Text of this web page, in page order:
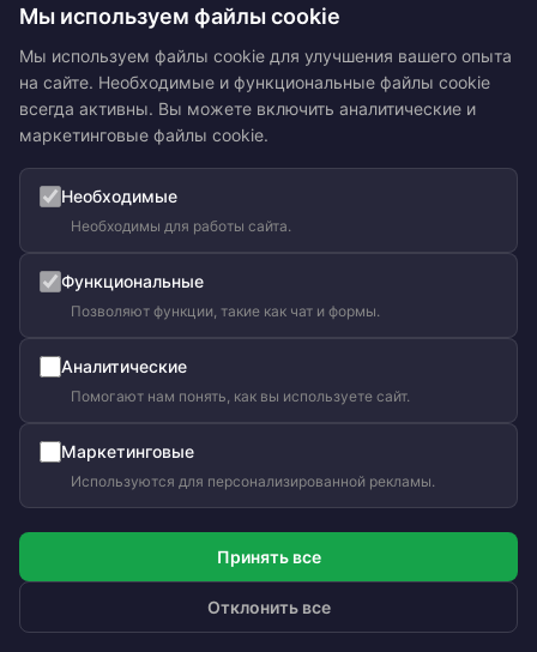
Мы используем файлы cookie
Мы используем файлы cookie для улучшения вашего опыта
на сайте. Необходимые и функциональные файлы cookie
всегда активны. Вы можете включить аналитические и
маркетинговые файлы cookie.
Необходимые
Необходимы для работы сайта.
Функциональные
Позволяют функции, такие как чат и формы.
Аналитические
Помогают нам понять, как вы используете сайт.
Маркетинговые
Используются для персонализированной рекламы.
Принять все
Отклонить все
Бодрость благодаря кислороду
Без бактерий и микробов
Качественный сон всей семьи